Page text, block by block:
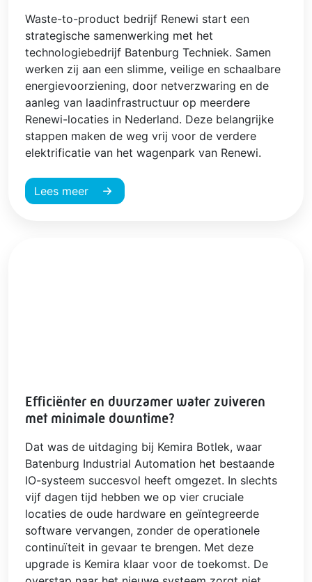
Waste-to-product bedrijf Renewi start een
strategische samenwerking met het
technologiebedrijf Batenburg Techniek. Samen
werken zij aan een slimme, veilige en schaalbare
energievoorziening, door netverzwaring en de
aanleg van laadinfrastructuur op meerdere
Renewi-locaties in Nederland. Deze belangrijke
stappen maken de weg vrij voor de verdere
elektrificatie van het wagenpark van Renewi.
Lees meer
Efficiënter en duurzamer water zuiveren
met minimale downtime?
Dat was de uitdaging bij Kemira Botlek, waar
Batenburg Industrial Automation het bestaande
IO-systeem succesvol heeft omgezet. In slechts
vijf dagen tijd hebben we op vier cruciale
locaties de oude hardware en geïntegreerde
software vervangen, zonder de operationele
continuïteit in gevaar te brengen. Met deze
upgrade is Kemira klaar voor de toekomst. De